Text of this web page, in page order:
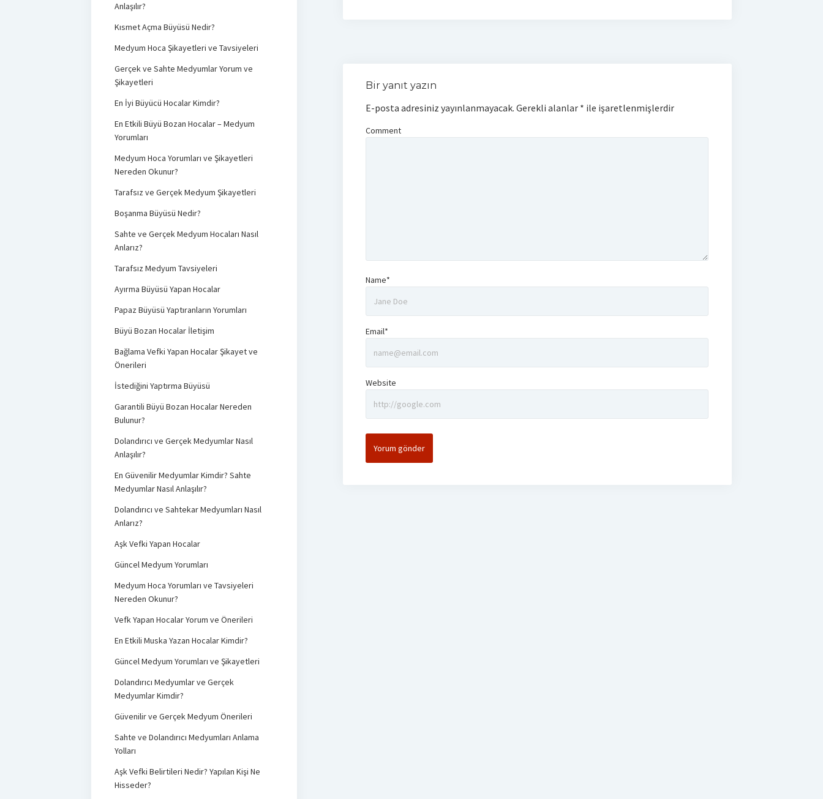
Bir yanıt yazın
E-posta adresiniz yayınlanmayacak. Gerekli alanlar * ile işaretlenmişlerdir
Comment
Name*
Email*
Website
Anlaşılır?
Kısmet Açma Büyüsü Nedir?
Medyum Hoca Şikayetleri ve Tavsiyeleri
Gerçek ve Sahte Medyumlar Yorum ve
Şikayetleri
En İyi Büyücü Hocalar Kimdir?
En Etkili Büyü Bozan Hocalar – Medyum
Yorumları
Medyum Hoca Yorumları ve Şikayetleri
Nereden Okunur?
Tarafsız ve Gerçek Medyum Şikayetleri
Boşanma Büyüsü Nedir?
Sahte ve Gerçek Medyum Hocaları Nasıl
Anlarız?
Tarafsız Medyum Tavsiyeleri
Ayırma Büyüsü Yapan Hocalar
Papaz Büyüsü Yaptıranların Yorumları
Büyü Bozan Hocalar İletişim
Bağlama Vefki Yapan Hocalar Şikayet ve
Önerileri
İstediğini Yaptırma Büyüsü
Garantili Büyü Bozan Hocalar Nereden
Bulunur?
Dolandırıcı ve Gerçek Medyumlar Nasıl
Anlaşılır?
En Güvenilir Medyumlar Kimdir? Sahte
Medyumlar Nasıl Anlaşılır?
Dolandırıcı ve Sahtekar Medyumları Nasıl
Anlarız?
Aşk Vefki Yapan Hocalar
Güncel Medyum Yorumları
Medyum Hoca Yorumları ve Tavsiyeleri
Nereden Okunur?
Vefk Yapan Hocalar Yorum ve Önerileri
En Etkili Muska Yazan Hocalar Kimdir?
Güncel Medyum Yorumları ve Şikayetleri
Dolandırıcı Medyumlar ve Gerçek
Medyumlar Kimdir?
Güvenilir ve Gerçek Medyum Önerileri
Sahte ve Dolandırıcı Medyumları Anlama
Yolları
Aşk Vefki Belirtileri Nedir? Yapılan Kişi Ne
Hisseder?